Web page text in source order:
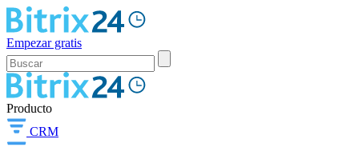
Empezar gratis
Producto
CRM